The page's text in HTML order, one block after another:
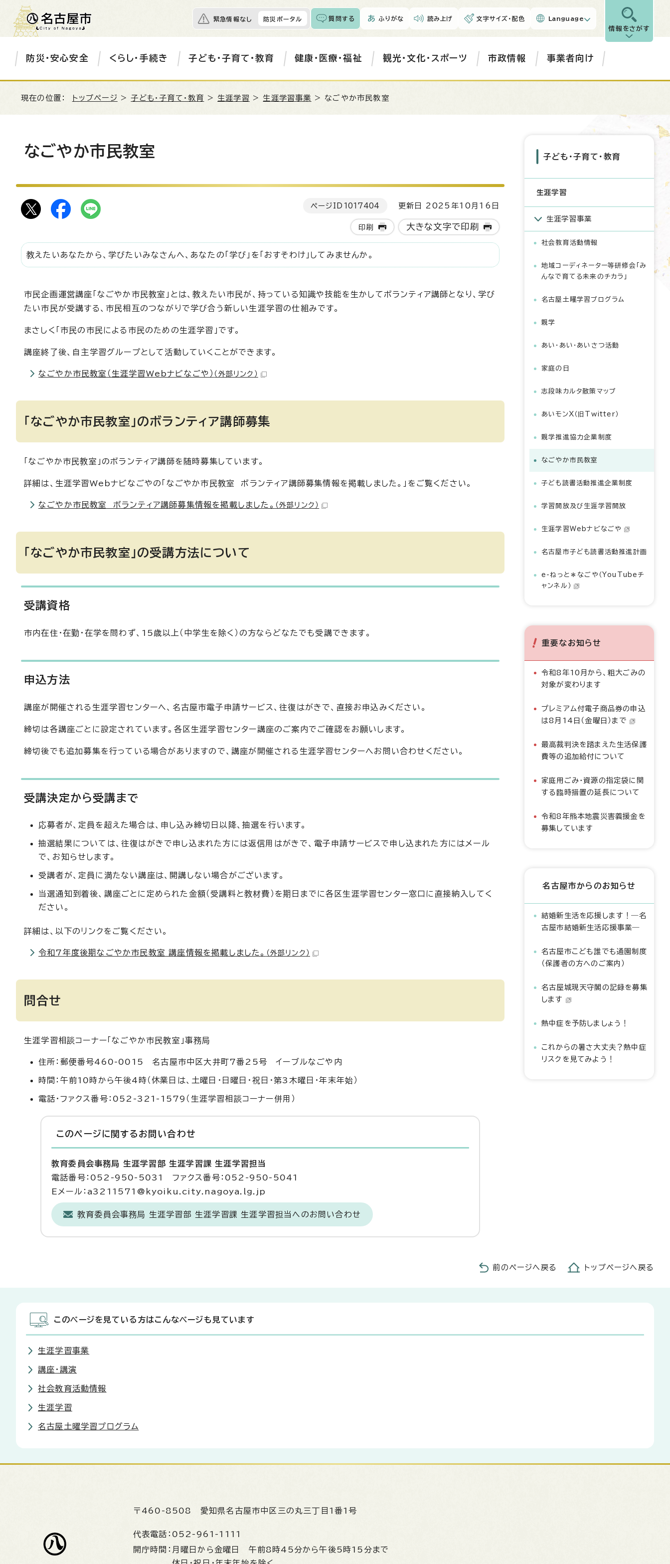
緊急情報なし 防災ポータル 質問する ふりがな 読み上げ 文字サイズ・配色 Language
情報をさがす
防災・安心安全 くらし・手続き 子ども・子育て・教育 健康・医療・福祉 観光・文化・スポーツ 市政情報 事業者向け
現在の位置： トップページ >子ども・子育て・教育 > 生涯学習 > 生涯学習事業 > なごやか市民教室
なごやか市民教室
ページID 1017404 更新日 2025年10月16日
印刷 大きな文字で印刷
教えたいあなたから、学びたいみなさんへ、あなたの「学び」を「おすそわけ」してみませんか。
市民企画運営講座「なごやか市民教室」とは、教えたい市民が、持っている知識や技能を生かしてボランティア講師となり、学び
たい市民が受講する、市民相互のつながりで学び合う新しい生涯学習の仕組みです。
まさしく「市民の市民による市民のための生涯学習」です。
講座終了後、自主学習グループとして活動していくことができます。
なごやか市民教室（生涯学習Webナビなごや） （外部リンク）
「なごやか市民教室」のボランティア講師募集
「なごやか市民教室」のボランティア講師を随時募集しています。
詳細は、生涯学習Webナビなごやの「なごやか市民教室 ボランティア講師募集情報を掲載しました。」をご覧ください。
なごやか市民教室 ボランティア講師募集情報を掲載しました。 （外部リンク）
「なごやか市民教室」の受講方法について
受講資格
市内在住・在勤・在学を問わず、15歳以上（中学生を除く）の方ならどなたでも受講できます。
申込方法
講座が開催される生涯学習センターへ、名古屋市電子申請サービス、往復はがきで、直接お申込みください。
締切は各講座ごとに設定されています。各区生涯学習センター講座のご案内でご確認をお願いします。
締切後でも追加募集を行っている場合がありますので、講座が開催される生涯学習センターへお問い合わせください。
受講決定から受講まで
応募者が、定員を超えた場合は、申し込み締切日以降、抽選を行います。
抽選結果については、往復はがきで申し込まれた方には返信用はがきで、電子申請サービスで申し込まれた方にはメール
で、お知らせします。
受講者が、定員に満たない講座は、開講しない場合がございます。
当選通知到着後、講座ごとに定められた金額（受講料と教材費）を期日までに各区生涯学習センター窓口に直接納入してく
ださい。
詳細は、以下のリンクをご覧ください。
令和7年度後期なごやか市民教室 講座情報を掲載しました。 （外部リンク）
問合せ
生涯学習相談コーナー「なごやか市民教室」事務局
住所：郵便番号460-0015 名古屋市中区大井町7番25号 イーブルなごや内
時間：午前10時から午後4時（休業日は、土曜日・日曜日・祝日・第3木曜日・年末年始）
電話・ファクス番号：052-321-1579（生涯学習相談コーナー併用）
このページに関する お問い合わせ
教育委員会事務局 生涯学習部 生涯学習課 生涯学習担当
電話番号：052-950-5031 ファクス番号：052-950-5041
Eメール：a3211571@kyoiku.city.nagoya.lg.jp
教育委員会事務局 生涯学習部 生涯学習課 生涯学習担当へのお問い合わせ
子ども・子育て・教育
生涯学習
生涯学習事業
社会教育活動情報
地域コーディネーター等研修会「み
んなで育てる未来のチカラ」
名古屋土曜学習プログラム
親学
あい・あい・あいさつ活動
家庭の日
志段味カルタ散策マップ
あいモンX（旧Twitter）
親学推進協力企業制度
なごやか市民教室
子ども読書活動推進企業制度
学習開放及び生涯学習開放
生涯学習Webナビなごや
名古屋市子ども読書活動推進計画
e-ねっと＊なごや（YouTubeチ
ャンネル）
重要なお知らせ
令和8年10月から、粗大ごみの
対象が変わります
プレミアム付電子商品券の申込
は8月14日（金曜日）まで
最高裁判決を踏まえた生活保護
費等の追加給付について
家庭用ごみ・資源の指定袋に関
する臨時措置の延長について
令和8年熊本地震災害義援金を
募集しています
名古屋市からのお知らせ
結婚新生活を応援します！―名
古屋市結婚新生活応援事業―
名古屋市こども誰でも通園制度
（保護者の方へのご案内）
名古屋城現天守閣の記録を募集
します
熱中症を予防しましょう！
これからの暑さ大丈夫？熱中症
リスクを見てみよう！
前のページへ戻る トップページへ戻る
このページを見ている方はこんなページも見ています
生涯学習事業
講座・講演
社会教育活動情報
生涯学習
名古屋土曜学習プログラム
〒460-8508 愛知県名古屋市中区三の丸三丁目1番1号
代表電話： 052-961-1111
開庁時間： 月曜日から金曜日 午前8時45分から午後5時15分まで